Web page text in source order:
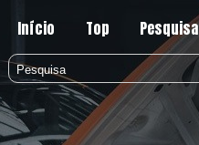
Início Top Pesquisa